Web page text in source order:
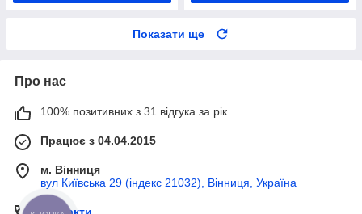
Показати ще
Про нас
100% позитивних з 31 відгука за рік
Працює з 04.04.2015
м. Вінниця
вул Київська 29 (індекс 21032), Вінниця, Україна